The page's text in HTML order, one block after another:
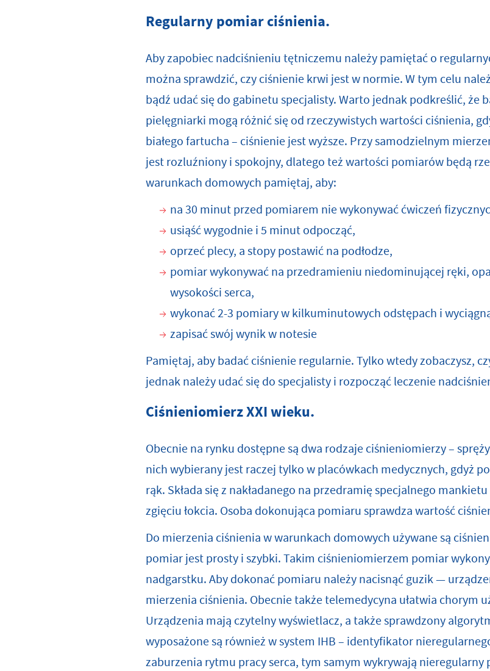
Regularny pomiar ciśnienia.
Aby zapobiec nadciśnieniu tętniczemu należy pamiętać o
można sprawdzić, czy ciśnienie krwi jest w normie. W tym celu
bądź udać się do gabinetu specjalisty. Warto jednak podkreślić, że
pielęgniarki mogą różnić się od rzeczywistych wartości ciśnienia,
białego fartucha – ciśnienie jest wyższe. Przy samodzielnym
jest rozluźniony i spokojny, dlatego też wartości pomiarów będą
warunkach domowych pamiętaj, aby:
na 30 minut przed pomiarem nie wykonywać ćwiczeń
usiąść wygodnie i 5 minut odpocząć,
oprzeć plecy, a stopy postawić na podłodze,
pomiar wykonywać na przedramieniu niedominującej ręki,
wysokości serca,
wykonać 2-3 pomiary w kilkuminutowych odstępach i
zapisać swój wynik w notesie
Pamiętaj, aby badać ciśnienie regularnie. Tylko wtedy zobaczysz,
jednak należy udać się do specjalisty i rozpocząć leczenie
Ciśnieniomierz XXI wieku.
Obecnie na rynku dostępne są dwa rodzaje ciśnieniomierzy –
nich wybierany jest raczej tylko w placówkach medycznych, gdyż
rąk. Składa się z nakładanego na przedramię specjalnego
zgięciu łokcia. Osoba dokonująca pomiaru sprawdza wartość
Do mierzenia ciśnienia w warunkach domowych używane są
pomiar jest prosty i szybki. Takim ciśnieniomierzem pomiar
nadgarstku. Aby dokonać pomiaru należy nacisnąć guzik —
mierzenia ciśnienia. Obecnie także telemedycyna ułatwia chorym
Urządzenia mają czytelny wyświetlacz, a także sprawdzony
wyposażone są również w system IHB – identyfikator
zaburzenia rytmu pracy serca, tym samym wykrywają nieregularny